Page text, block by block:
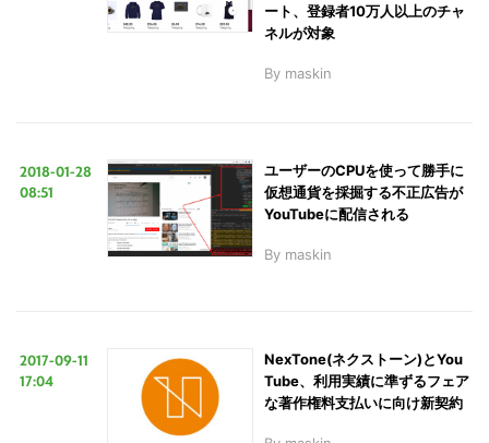
ート、登録者10万人以上のチャ
ネルが対象
By maskin
2018-01-28
08:51
ユーザーのCPUを使って勝手に
仮想通貨を採掘する不正広告が
YouTubeに配信される
By maskin
2017-09-11
17:04
NexTone(ネクストーン)とYou
Tube、利用実績に準ずるフェア
な著作権料支払いに向け新契約